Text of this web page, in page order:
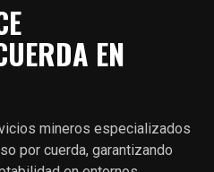
EN
mineros especializados
por cuerda, garantizando